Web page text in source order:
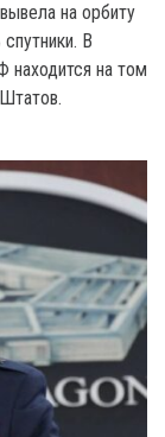
на орбиту
В
на том